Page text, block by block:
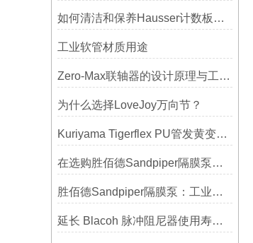
如何清洁和保养Hausser计数板，避免划伤网格线？
工业软管材质用途
Zero-Max联轴器的设计原理与工艺流程解析
为什么选择LoveJoy万向节？
Kuriyama Tigerflex PU管发黄变硬怎么办？
在选购胜佰德Sandpiper隔膜泵时应该注意哪些关键参数？
胜佰德Sandpiper隔膜泵：工业流体输送的可靠动力解决方案
延长 Blacoh 脉冲阻尼器使用寿命的维护技巧大公开